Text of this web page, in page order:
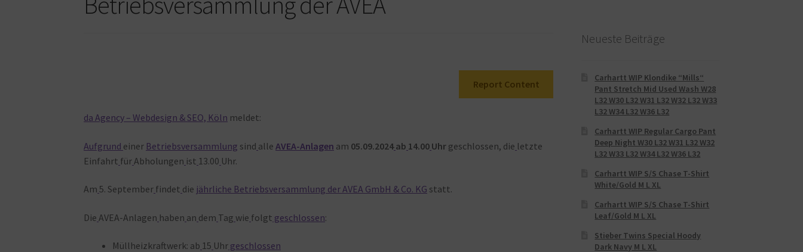
Report Content
da Agency – Webdesign & SEO, Köln meldet:
Aufgrund einer Betriebsversammlung sind alleAVEA-Anlagen am 05.09.2024ab 14.00 Uhr geschlossen, die letzte
Einfahrt für Abholungen ist 13.00 Uhr.
Am 5. September findet die jährliche Betriebsversammlung der AVEA GmbH & Co. KG statt.
Die AVEA-Anlagen haben an dem Tag wie folgt geschlossen:
Müllheizkraftwerk: ab 15 Uhr geschlossen
Neueste Beiträge
Carhartt WIP Klondike “Mills“
Pant Stretch Mid Used Wash W28
L32 W30 L32 W31 L32 W32 L32 W33
L32 W34 L32 W36 L32
Carhartt WIP Regular Cargo Pant
Deep Night W30 L32 W31 L32 W32
L32 W33 L32 W34 L32 W36 L32
Carhartt WIP S/S Chase T-Shirt
White/Gold M L XL
Carhartt WIP S/S Chase T-Shirt
Leaf/Gold M L XL
Stieber Twins Special Hoody
Dark Navy M L XL